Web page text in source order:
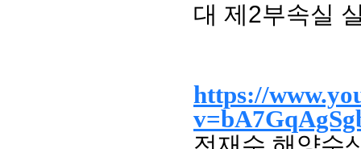
대 제2부속실
https://